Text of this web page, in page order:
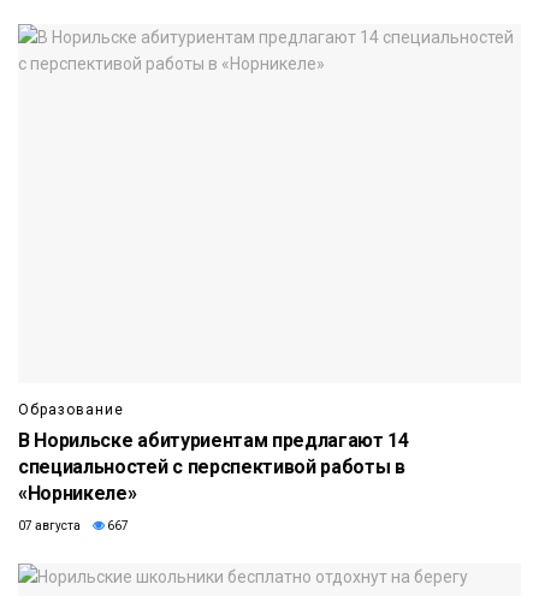
Образование
В Норильске абитуриентам предлагают 14
специальностей с перспективой работы в
«Норникеле»
07 августа 667